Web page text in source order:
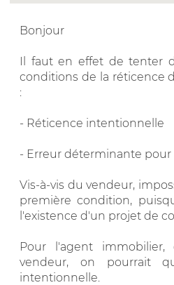
Bonjour
Il faut en effet de tenter
conditions de la réticence
:
- Réticence intentionnelle
- Erreur déterminante
Vis-à-vis du vendeur,
première condition,
l'existence d'un projet de
Pour l'agent
vendeur, on pourrait
intentionnelle.